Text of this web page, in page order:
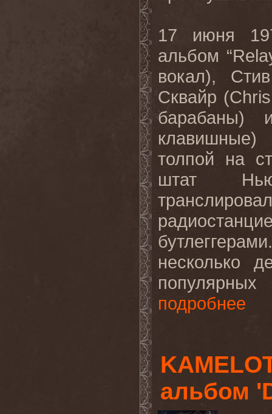
17 июня
альбом
вокал),
Сквайр
барабаны)
клавишные)
толпой на
штат
несколько
популярных
подробнее
альбом